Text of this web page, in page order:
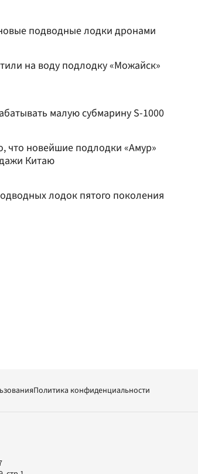
подводные лодки дронами
на воду подлодку «Можайск»
малую субмарину S-1000
что новейшие подлодки «Амур»
Китаю
лодок пятого поколения
Политика конфиденциальности